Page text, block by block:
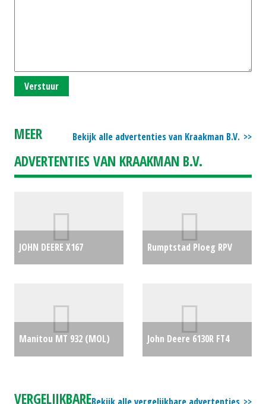
Verstuur
Bekijk alle advertenties van Kraakman B.V.
MEER
ADVERTENTIES VAN KRAAKMAN B.V.
JOHN DEERE X167
Rumptstad Ploeg RPV
Manitou MT 932 (MOL)
John Deere 6130R FT4
VERGELIJKBARE